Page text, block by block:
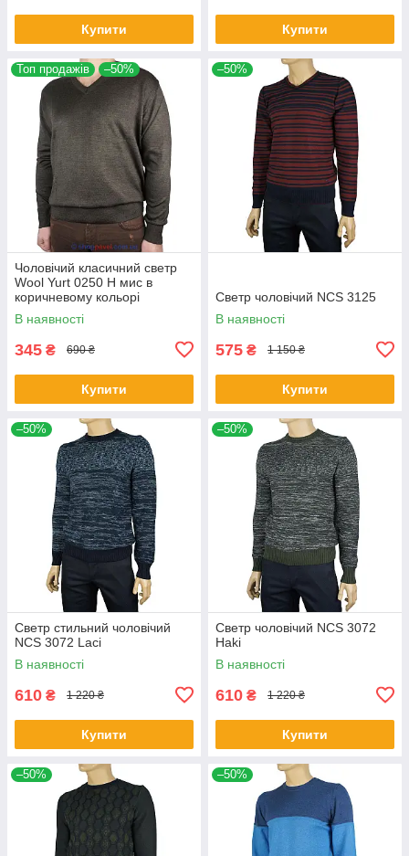
Купити Купити
Топ продажів –50%
Чоловічий класичний светр
Wool Yurt 0250 Н мис в
коричневому кольорі
В наявності
345 ₴ 690 ₴
Купити
–50%
Светр чоловічий NCS 3125
В наявності
575 ₴ 1 150 ₴
Купити
–50%
Светр стильний чоловічий
NCS 3072 Laci
В наявності
610 ₴ 1 220 ₴
Купити
–50%
Светр чоловічий NCS 3072
Haki
В наявності
610 ₴ 1 220 ₴
Купити
–50% –50%